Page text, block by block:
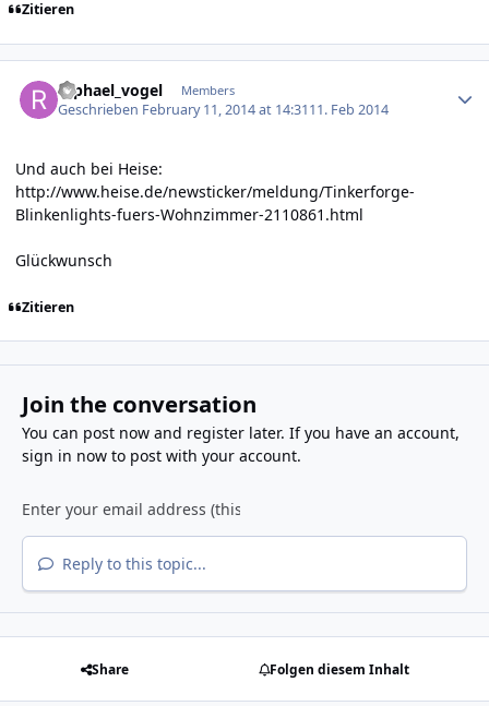
Zitieren
raphael_vogel Members
Geschrieben February 11, 2014 at 14:3111. Feb 2014
Und auch bei Heise:
http://www.heise.de/newsticker/meldung/Tinkerforge-
Blinkenlights-fuers-Wohnzimmer-2110861.html
Glückwunsch
Zitieren
Join the conversation
You can post now and register later. If you have an account,
sign in nowto post with your account.
Reply to this topic...
Share Folgen diesem Inhalt